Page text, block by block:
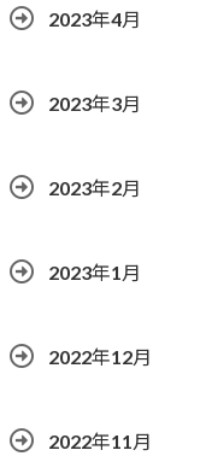
2023年4月
2023年3月
2023年2月
2023年1月
2022年12月
2022年11月